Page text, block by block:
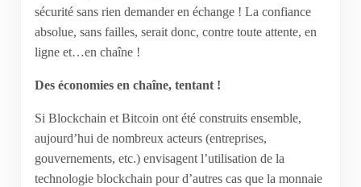
sécurité sans rien demander en échange ! La confiance
absolue, sans failles, serait donc, contre toute attente, en
ligne et…en chaîne !
Des économies en chaîne, tentant !
Si Blockchain et Bitcoin ont été construits ensemble,
aujourd’hui de nombreux acteurs (entreprises,
gouvernements, etc.) envisagent l’utilisation de la
technologie blockchain pour d’autres cas que la monnaie